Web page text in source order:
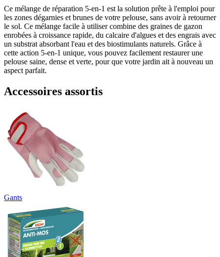
Ce mélange de réparation 5-en-1 est la solution prête à l'emploi pour
les zones dégarnies et brunes de votre pelouse, sans avoir à retourner
le sol. Ce mélange facile à utiliser combine des graines de gazon
enrobées à croissance rapide, du calcaire d'algues et des engrais avec
un substrat absorbant l'eau et des biostimulants naturels. Grâce à
cette action 5-en-1 unique, vous pouvez facilement restaurer une
pelouse saine, dense et verte, pour que votre jardin ait à nouveau un
aspect parfait.
Accessoires assortis
Gants